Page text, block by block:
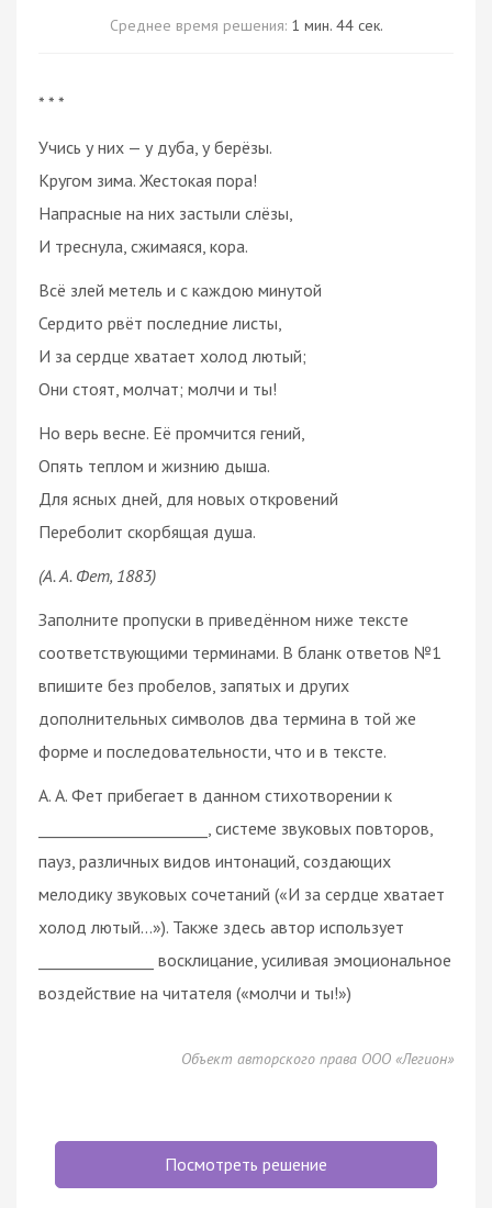
Среднее время решения: 1 мин. 44 сек.
* * *
Учись у них — у дуба, у берёзы.
Кругом зима. Жестокая пора!
Напрасные на них застыли слёзы,
И треснула, сжимаяся, кора.
Всё злей метель и с каждою минутой
Сердито рвёт последние листы,
И за сердце хватает холод лютый;
Они стоят, молчат; молчи и ты!
Но верь весне. Её промчится гений,
Опять теплом и жизнию дыша.
Для ясных дней, для новых откровений
Переболит скорбящая душа.
(А. А. Фет, 1883)
Заполните пропуски в приведённом ниже тексте
соответствующими терминами. В бланк ответов №1
впишите без пробелов, запятых и других
дополнительных символов два термина в той же
форме и последовательности, что и в тексте.
А. А. Фет прибегает в данном стихотворении к
______________________, системе звуковых повторов,
пауз, различных видов интонаций, создающих
мелодику звуковых сочетаний («И за сердце хватает
холод лютый…»). Также здесь автор использует
_______________ восклицание, усиливая эмоциональное
воздействие на читателя («молчи и ты!»)
Объект авторского права ООО «Легион»
Посмотреть решение